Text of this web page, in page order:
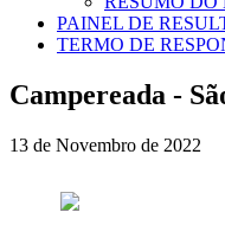
PAINEL DE
TERMO DE
Campereada -
13 de Novembro de 2022